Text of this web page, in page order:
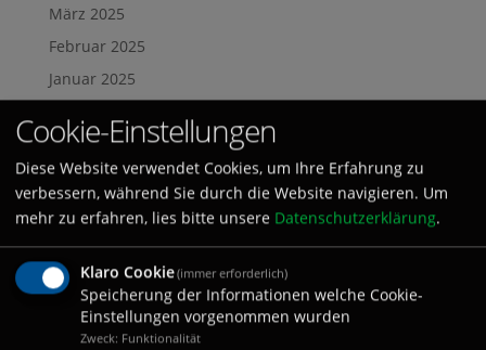
März 2025
Februar 2025
Januar 2025
November 2024
Oktober 2024
September 2024
August 2024
Juli 2024
Juni 2024
Mai 2024
Cookie-Einstellungen
Diese Website verwendet Cookies, um Ihre Erfahrung zu
verbessern, während Sie durch die Website navigieren. Um
mehr zu erfahren, lies bitte unsere Datenschutzerklärung.
Klaro Cookie(immer erforderlich)
Speicherung der Informationen welche Cookie-
Einstellungen vorgenommen wurden
Zweck: Funktionalität